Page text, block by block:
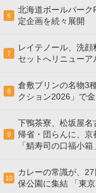
6
北海道ボールパー
定企画を続々展開
7
レイテノール、洗
セットへリニューア
8
倉敷プリンの名物3
クション2026」で金
9
下鴨茶寮、松坂屋
帰省・団らんに、
「鯖寿司の口福小
10
カレーの常識が、
保公園に集結 「東